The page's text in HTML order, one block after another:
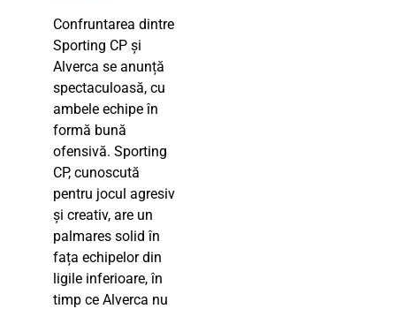
Confruntarea dintre
Sporting CP și
Alverca se anunță
spectaculoasă, cu
ambele echipe în
formă bună
ofensivă. Sporting
CP, cunoscută
pentru jocul agresiv
și creativ, are un
palmares solid în
fața echipelor din
ligile inferioare, în
timp ce Alverca nu